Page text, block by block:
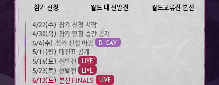
참가 신청​ 월드 내 선발전​ 월드교류전 본선​
4/22(수)​ 참가 신청 시작​
4/30(목)​ 참가 현황 중간 공개​
5/6(수)​ 참가 신청 마감​ D-DAY
5/11(월)​ 대진표 공개​
5/16(토)​ 선발전 LIVE
5/23(토)​ 선발전 LIVE
6/13(토)​ 본선 FINALS​ LIVE